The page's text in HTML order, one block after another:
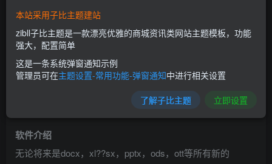
软件介绍
无论将来是docx，xl??sx，pptx，ods，ott等所有新的
本站采用子比主题建站
zibll子比主题是一款漂亮优雅的商城资讯类网站主题模板，功能
强大，配置简单
这是一条系统弹窗通知示例
管理员可在主题设置-常用功能-弹窗通知中进行相关设置
了解子比主题 立即设置